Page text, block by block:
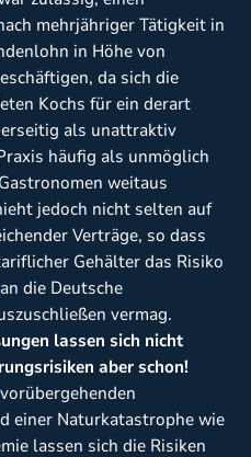
mehrjähriger Tätigkeit in
in Höhe von
da sich die
Kochs für ein derart
als unattraktiv
häufig als unmöglich
weitaus
jedoch nicht selten auf
Verträge, so dass
Gehälter das Risiko
die Deutsche
vermag.
lassen sich nicht
aber schon!
einer Naturkatastrophe wie
lassen sich die Risiken